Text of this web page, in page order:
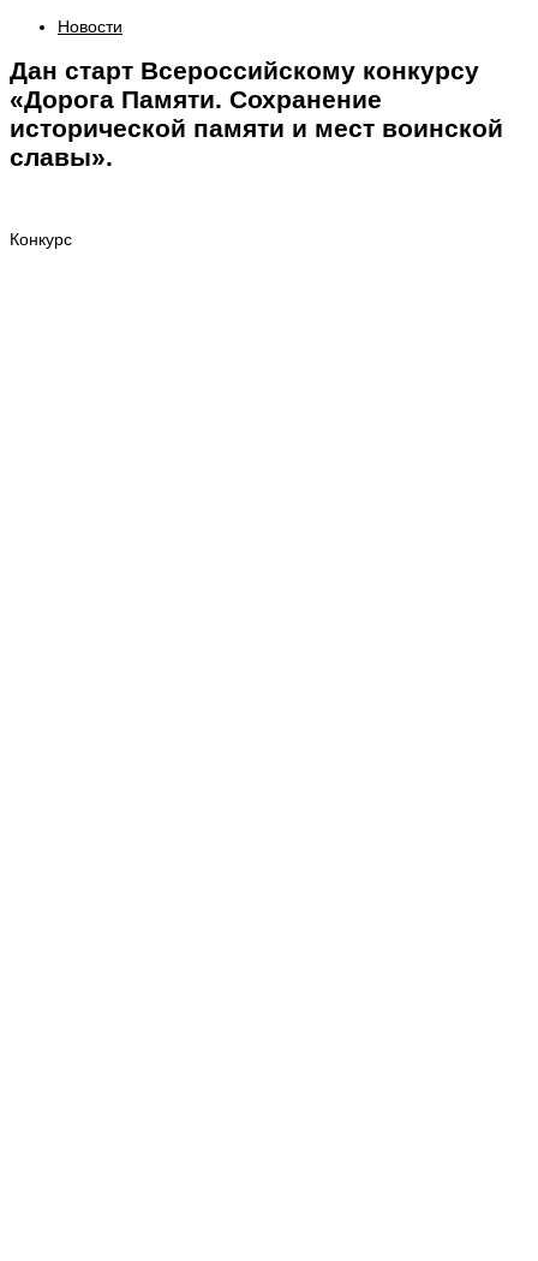
Новости
Дан старт Всероссийскому конкурсу
«Дорога Памяти. Сохранение
исторической памяти и мест воинской
славы».
Конкурс